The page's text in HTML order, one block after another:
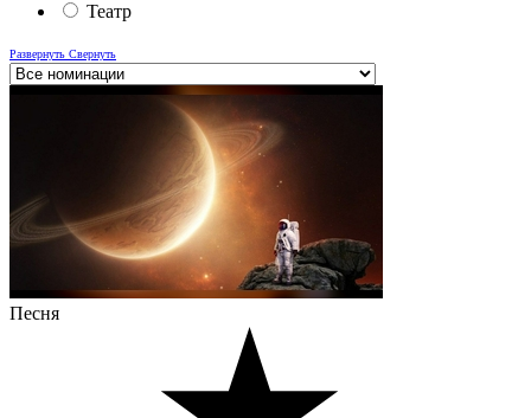
Театр
Развернуть Свернуть
Песня